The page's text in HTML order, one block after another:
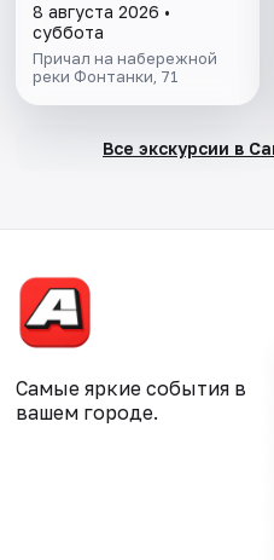
8 августа 2026 •
суббота
Причал на набережной
реки Фонтанки, 71
Все экскурсии в
Самые яркие события в
вашем городе.